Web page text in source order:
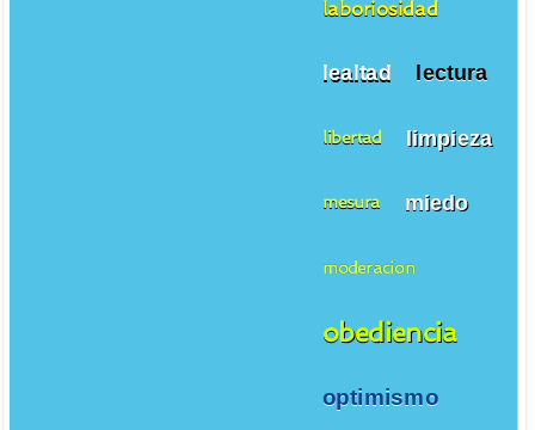
laboriosidad
lealtad lectura
libertad limpieza
mesura miedo
moderacion
obediencia
optimismo